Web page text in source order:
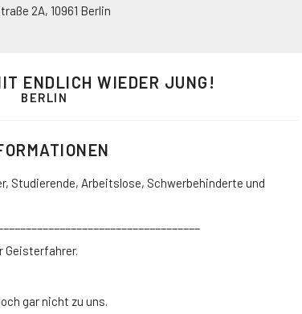
2A, 10961 Berlin
ENDLICH WIEDER JUNG!
BERLIN
Studierende, Arbeitslose, Schwerbehinderte und
Geisterfahrer.
gar nicht zu uns.